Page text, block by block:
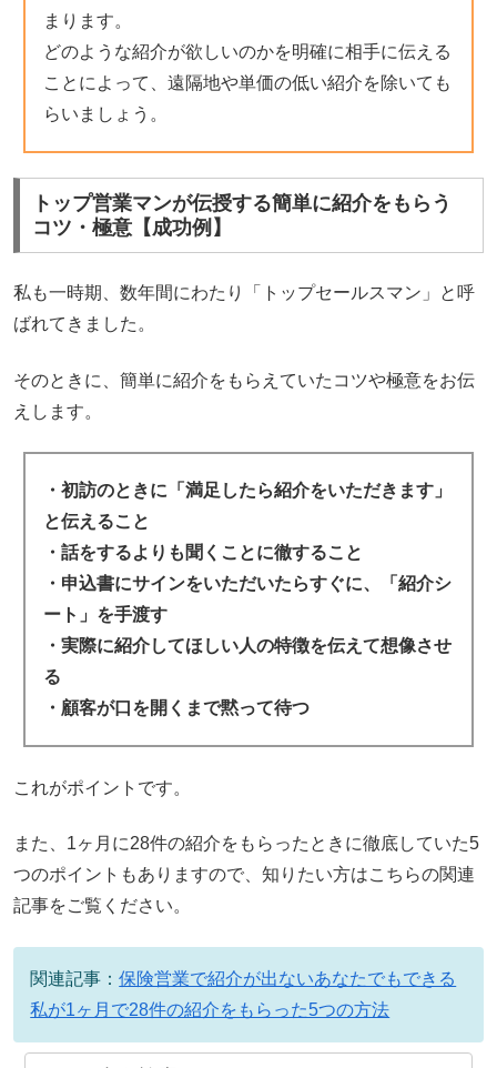
まります。
どのような紹介が欲しいのかを明確に相手に伝える
ことによって、遠隔地や単価の低い紹介を除いても
らいましょう。
トップ営業マンが伝授する簡単に紹介をもらう
コツ・極意【成功例】
私も一時期、数年間にわたり「トップセールスマン」と呼
ばれてきました。
そのときに、簡単に紹介をもらえていたコツや極意をお伝
えします。
・初訪のときに「満足したら紹介をいただきます」
と伝えること
・話をするよりも聞くことに徹すること
・申込書にサインをいただいたらすぐに、「紹介シ
ート」を手渡す
・実際に紹介してほしい人の特徴を伝えて想像させ
る
・顧客が口を開くまで黙って待つ
これがポイントです。
また、1ヶ月に28件の紹介をもらったときに徹底していた5
つのポイントもありますので、知りたい方はこちらの関連
記事をご覧ください。
関連記事：保険営業で紹介が出ないあなたでもできる
私が1ヶ月で28件の紹介をもらった5つの方法